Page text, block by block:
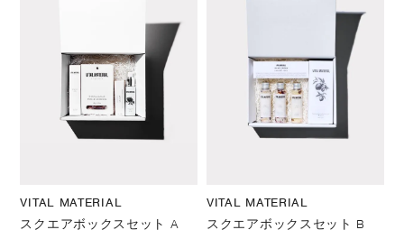
VITAL MATERIAL
スクエアボックスセット A
VITAL MATERIAL
スクエアボックスセット B